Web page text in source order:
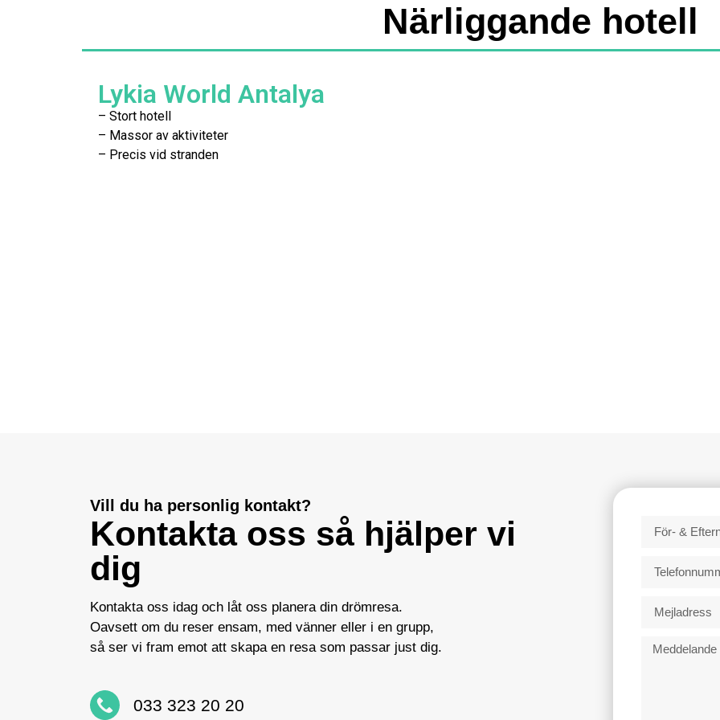
Närliggande hotell
Lykia World Antalya
– Stort hotell
– Massor av aktiviteter
– Precis vid stranden
Vill du ha personlig kontakt?
Kontakta oss så hjälper vi
dig
Kontakta oss idag och låt oss planera din drömresa.
Oavsett om du reser ensam, med vänner eller i en grupp,
så ser vi fram emot att skapa en resa som passar just dig.
033 323 20 20